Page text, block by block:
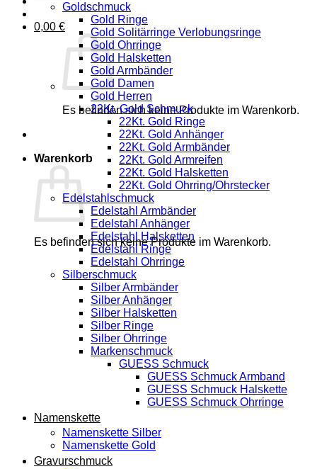
0,00 €
Es befinden sich keine Produkte im Warenkorb.
Warenkorb
Es befinden sich keine Produkte im Warenkorb.
Goldschmuck
Gold Ringe
Gold Solitärringe Verlobungsringe
Gold Ohrringe
Gold Halsketten
Gold Armbänder
Gold Damen
Gold Herren
22Kt. Gold Schmuck
22Kt. Gold Ringe
22Kt. Gold Anhänger
22Kt. Gold Armbänder
22Kt. Gold Armreifen
22Kt. Gold Halsketten
22Kt. Gold Ohrring/Ohrstecker
Edelstahlschmuck
Edelstahl Armbänder
Edelstahl Anhänger
Edelstahl Halsketten
Edelstahl Ringe
Edelstahl Ohrringe
Silberschmuck
Silber Armbänder
Silber Anhänger
Silber Halsketten
Silber Ringe
Silber Ohrringe
Markenschmuck
GUESS Schmuck
GUESS Schmuck Armband
GUESS Schmuck Halskette
GUESS Schmuck Ohrringe
Namenskette
Namenskette Silber
Namenskette Gold
Gravurschmuck